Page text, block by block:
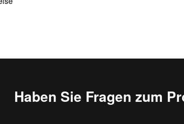
Haben Sie Fragen zum